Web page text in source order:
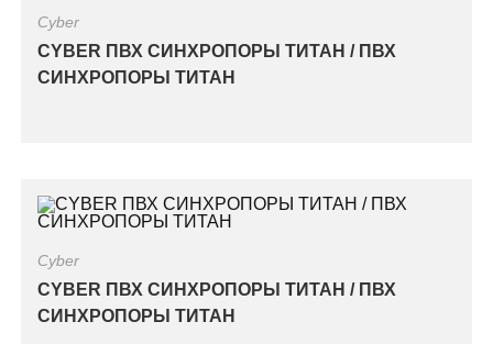
Cyber
CYBER ПВХ СИНХРОПОРЫ ТИТАН / ПВХ
СИНХРОПОРЫ ТИТАН
Cyber
CYBER ПВХ СИНХРОПОРЫ ТИТАН / ПВХ
СИНХРОПОРЫ ТИТАН